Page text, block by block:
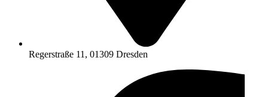
Regerstraße 11, 01309 Dresden